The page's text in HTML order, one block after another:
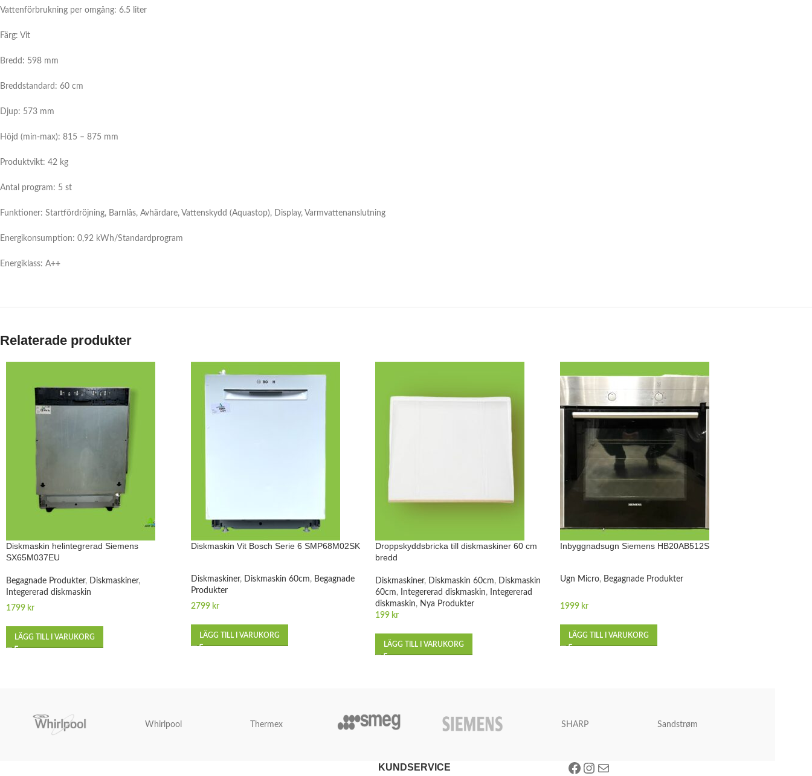
Vattenförbrukning per omgång: 6.5 liter
Färg: Vit
Bredd: 598 mm
Breddstandard: 60 cm
Djup: 573 mm
Höjd (min-max): 815 – 875 mm
Produktvikt: 42 kg
Antal program: 5 st
Funktioner: Startfördröjning, Barnlås, Avhärdare, Vattenskydd (Aquastop), Display, Varmvattenanslutning
Energikonsumption: 0,92 kWh/Standardprogram
Energiklass: A++
Relaterade produkter
Diskmaskin helintegrerad Siemens
SX65M037EU
Begagnade Produkter, Diskmaskiner,
Integererad diskmaskin
1799 kr
LÄGG TILL I VARUKORG
Diskmaskin Vit Bosch Serie 6 SMP68M02SK
Diskmaskiner, Diskmaskin 60cm, Begagnade
Produkter
2799 kr
LÄGG TILL I VARUKORG
Droppskyddsbricka till diskmaskiner 60 cm
bredd
Diskmaskiner, Diskmaskin 60cm, Diskmaskin
60cm, Integererad diskmaskin,
Integererad
diskmaskin, Nya Produkter
199 kr
LÄGG TILL I VARUKORG
Inbyggnadsugn Siemens HB20AB512S
Ugn Micro, Begagnade Produkter
1999 kr
LÄGG TILL I VARUKORG
Whirlpool Thermex SHARP Sandstrøm
KUNDSERVICE